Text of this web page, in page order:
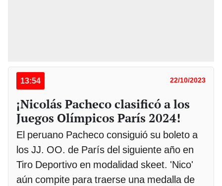
13:54 22/10/2023
¡Nicolás Pacheco clasificó a los
Juegos Olímpicos París 2024!
El peruano Pacheco consiguió su boleto a
los JJ. OO. de París del siguiente año en
Tiro Deportivo en modalidad skeet. 'Nico'
aún compite para traerse una medalla de